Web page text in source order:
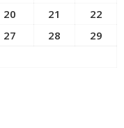
20 21
22
27 28
29